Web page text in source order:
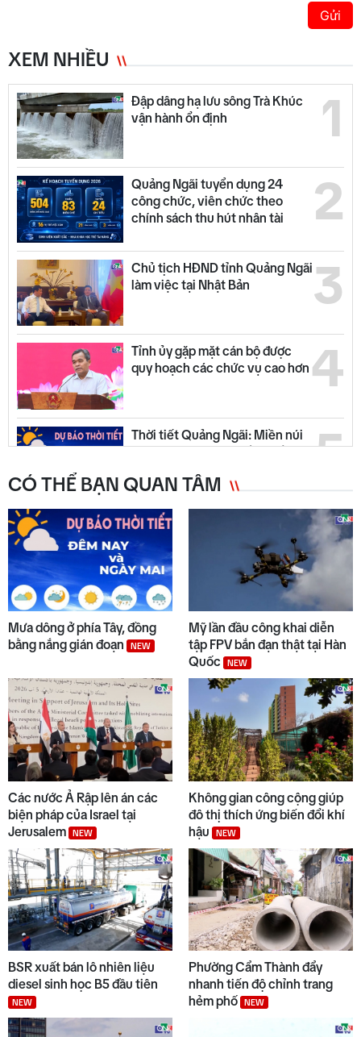
Gửi
XEM NHIỀU
1
Đập dâng hạ lưu sông Trà Khúc
vận hành ổn định
2
Quảng Ngãi tuyển dụng 24
công chức, viên chức theo
chính sách thu hút nhân tài
3
Chủ tịch HĐND tỉnh Quảng Ngãi
làm việc tại Nhật Bản
4
Tỉnh ủy gặp mặt cán bộ được
quy hoạch các chức vụ cao hơn
5
Thời tiết Quảng Ngãi: Miền núi
có mưa dông, đồng bằng nắng
6
Trường biên giới sẵn sàng đón
năm học mới
7
Quyết liệt tháo gỡ các dự án tồn
đọng, kéo dài
8
Đẩy nhanh tiến độ các dự án
trọng điểm
9
Chuyển động duyên hải tối 05/8
10
Bộ Y tế chấn chỉnh thu thêm
tiền khám BHYT
CÓ THỂ BẠN QUAN TÂM
Mưa dông ở phía Tây, đồng
bằng nắng gián đoạn
NEW
Mỹ lần đầu công khai diễn
tập FPV bắn đạn thật tại Hàn
Quốc
NEW
Các nước Ả Rập lên án các
biện pháp của Israel tại
Jerusalem
NEW
Không gian công cộng giúp
đô thị thích ứng biến đổi khí
hậu
NEW
BSR xuất bán lô nhiên liệu
diesel sinh học B5 đầu tiên
NEW
Phường Cẩm Thành đẩy
nhanh tiến độ chỉnh trang
hẻm phố
NEW